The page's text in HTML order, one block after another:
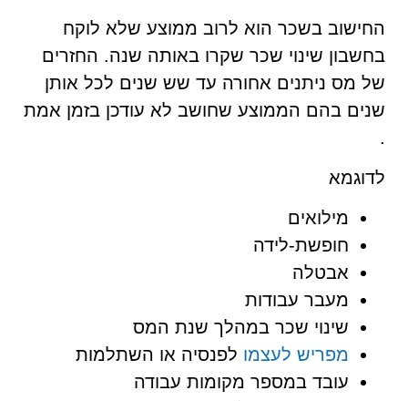
החישוב בשכר הוא לרוב ממוצע שלא לוקח
בחשבון שינוי שכר שקרו באותה שנה. החזרים
של מס ניתנים אחורה עד שש שנים לכל אותן
שנים בהם הממוצע שחושב לא עודכן בזמן אמת
.
לדוגמא
מילואים
חופשת-לידה
אבטלה
מעבר עבודות
שינוי שכר במהלך שנת המס
מפריש לעצמו לפנסיה או השתלמות
עובד במספר מקומות עבודה